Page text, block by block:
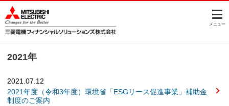
メニュー
2021年
2021.07.12
2021年度（令和3年度）環境省「ESGリース促進事業」補助金
制度のご案内